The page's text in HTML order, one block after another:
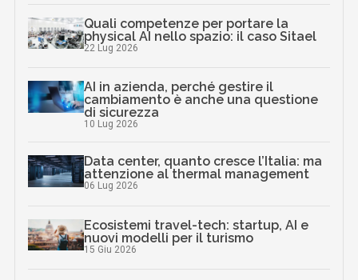
Quali competenze per portare la
physical AI nello spazio: il caso Sitael
22 Lug 2026
AI in azienda, perché gestire il
cambiamento è anche una questione
di sicurezza
10 Lug 2026
Data center, quanto cresce l’Italia: ma
attenzione al thermal management
06 Lug 2026
Ecosistemi travel-tech: startup, AI e
nuovi modelli per il turismo
15 Giu 2026